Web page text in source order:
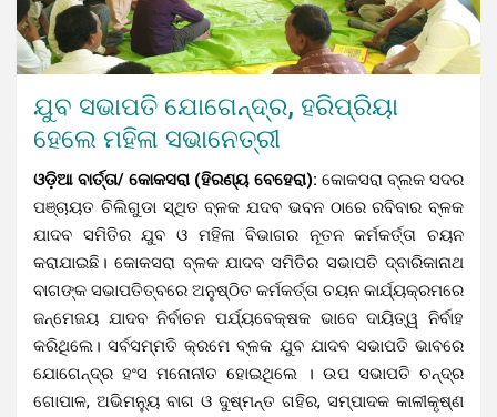
ଯୁବ ସଭାପତି ଯୋଗେନ୍ଦ୍ର, ହରିପ୍ରିୟା
ହେଲେ ମହିଳା ସଭାନେତ୍ରୀ
ଓଡ଼ିଆ ବାର୍ତ୍ତା/ କୋକସରା (ହିରଣ୍ୟ ବେହେରା): କୋକସରା ବ୍ଲକ ସଦର
ପଞ୍ଚାୟତ ଚିଲିଗୁଡା ସ୍ଥିତ ବ୍ଳକ ଯଦବ ଭବନ ଠାରେ ରବିବାର ବ୍ଳକ
ଯାଦବ ସମିତିର ଯୁବ ଓ ମହିଳା ବିଭାଗର ନୂତନ କର୍ମକର୍ତ୍ତା ଚୟନ
କରାଯାଇଛି। କୋକସରା ବ୍ଳକ ଯାଦବ ସମିତିର ସଭାପତି ଦ୍ବାରିକାନାଥ
ବାଗଙ୍କ ସଭାପତିତ୍ବରେ ଅନୁଷ୍ଠିତ କର୍ମକର୍ତ୍ତା ଚୟନ କାର୍ଯ୍ୟକ୍ରମରେ
ଜନ୍ମେଜୟ ଯାଦବ ନିର୍ବାଚନ ପର୍ଯ୍ୟବେକ୍ଷକ ଭାବେ ଦାୟିତ୍ୱ ନିର୍ବାହ
କରିଥିଲେ। ସର୍ବସମ୍ମତି କ୍ରମେ ବ୍ଳକ ଯୁବ ଯାଦବ ସଭାପତି ଭାବରେ
ଯୋଗେନ୍ଦ୍ର ହଂସ ମନୋନୀତ ହୋଇଥିଲେ । ଉପ ସଭାପତି ଚନ୍ଦ୍ର
ଗୋପାଳ, ଅଭିମନ୍ୟୁ ବାଗ ଓ ଦୁଷ୍ମନ୍ତ ଗହିର, ସମ୍ପାଦକ କାଳୀକୃଷ୍ଣ